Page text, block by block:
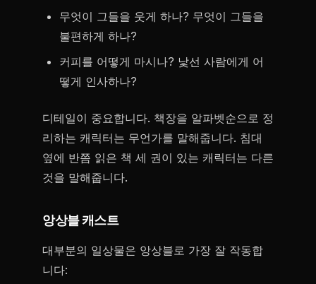
무엇이 그들을 웃게 하나? 무엇이 그들을
불편하게 하나?
커피를 어떻게 마시나? 낯선 사람에게 어
떻게 인사하나?
디테일이 중요합니다. 책장을 알파벳순으로 정
리하는 캐릭터는 무언가를 말해줍니다. 침대
옆에 반쯤 읽은 책 세 권이 있는 캐릭터는 다른
것을 말해줍니다.
앙상블 캐스트
대부분의 일상물은 앙상블로 가장 잘 작동합
니다: